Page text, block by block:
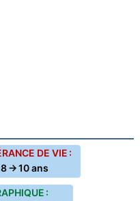
DE VIE :
8 → 10 ans
: